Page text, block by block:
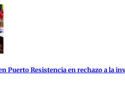
Puerto Resistencia en rechazo a la